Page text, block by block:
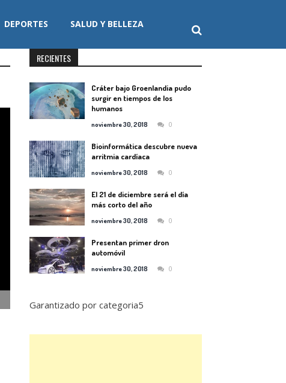
DEPORTES SALUD Y BELLEZA
RECIENTES
Cráter bajo Groenlandia pudo
surgir en tiempos de los
humanos
noviembre 30, 2018 0
Bioinformática descubre nueva
arritmia cardíaca
noviembre 30, 2018 0
El 21 de diciembre será el día
más corto del año
noviembre 30, 2018 0
Presentan primer dron
automóvil
noviembre 30, 2018 0
Garantizado por categoria5